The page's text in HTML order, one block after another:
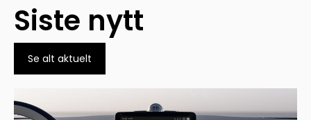
Siste nytt
Se alt aktuelt